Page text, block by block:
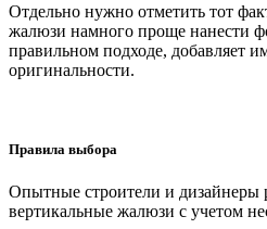
Отдельно нужно отметить тот
жалюзи намного проще нанести
правильном подходе, добавляет
оригинальности.
Правила выбора
Опытные строители и дизайнеры
вертикальные жалюзи с учетом